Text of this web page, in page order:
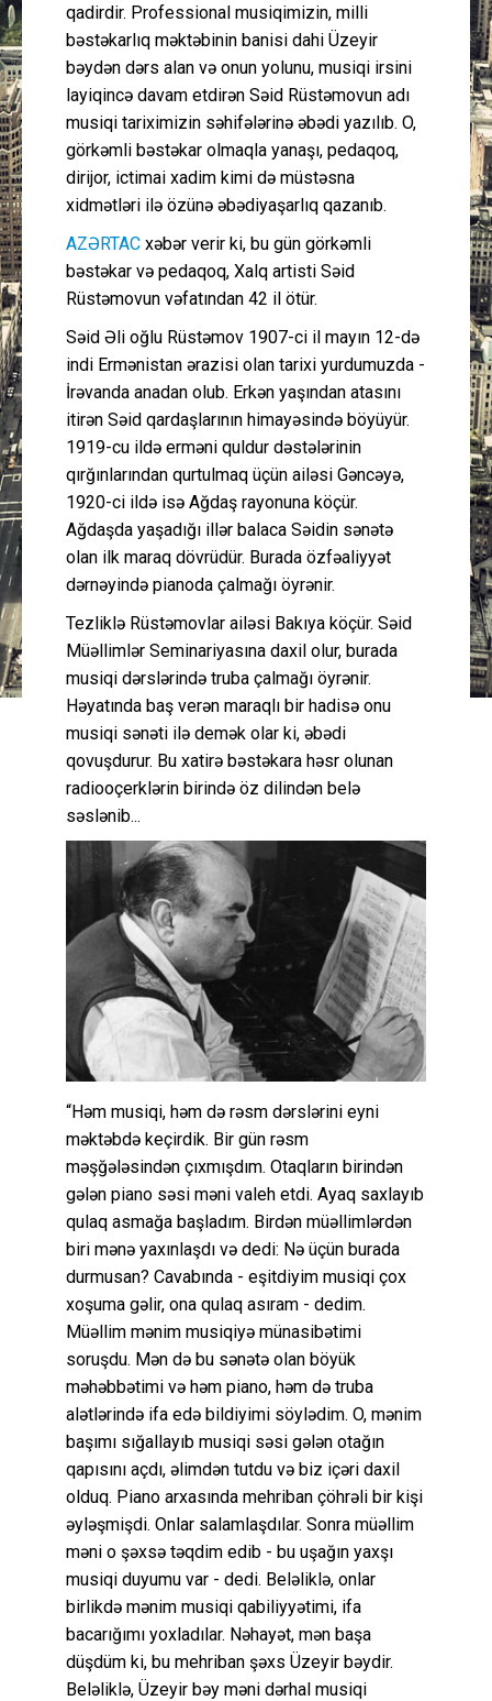
Əlaqə
qadirdir. Professional musiqimizin, milli
bəstəkarlıq məktəbinin banisi dahi Üzeyir
bəydən dərs alan və onun yolunu, musiqi irsini
layiqincə davam etdirən Səid Rüstəmovun adı
musiqi tariximizin səhifələrinə əbədi yazılıb. O,
görkəmli bəstəkar olmaqla yanaşı, pedaqoq,
dirijor, ictimai xadim kimi də müstəsna
xidmətləri ilə özünə əbədiyaşarlıq qazanıb.
AZƏRTAC xəbər verir ki, bu gün görkəmli
bəstəkar və pedaqoq, Xalq artisti Səid
Rüstəmovun vəfatından 42 il ötür.
Səid Əli oğlu Rüstəmov 1907-ci il mayın 12-də
indi Ermənistan ərazisi olan tarixi yurdumuzda -
İrəvanda anadan olub. Erkən yaşından atasını
itirən Səid qardaşlarının himayəsində böyüyür.
1919-cu ildə erməni quldur dəstələrinin
qırğınlarından qurtulmaq üçün ailəsi Gəncəyə,
1920-ci ildə isə Ağdaş rayonuna köçür.
Ağdaşda yaşadığı illər balaca Səidin sənətə
olan ilk maraq dövrüdür. Burada özfəaliyyət
dərnəyində pianoda çalmağı öyrənir.
Tezliklə Rüstəmovlar ailəsi Bakıya köçür. Səid
Müəllimlər Seminariyasına daxil olur, burada
musiqi dərslərində truba çalmağı öyrənir.
Həyatında baş verən maraqlı bir hadisə onu
musiqi sənəti ilə demək olar ki, əbədi
qovuşdurur. Bu xatirə bəstəkara həsr olunan
radiooçerklərin birində öz dilindən belə
səslənib...
“Həm musiqi, həm də rəsm dərslərini eyni
məktəbdə keçirdik. Bir gün rəsm
məşğələsindən çıxmışdım. Otaqların birindən
gələn piano səsi məni valeh etdi. Ayaq saxlayıb
qulaq asmağa başladım. Birdən müəllimlərdən
biri mənə yaxınlaşdı və dedi: Nə üçün burada
durmusan? Cavabında - eşitdiyim musiqi çox
xoşuma gəlir, ona qulaq asıram - dedim.
Müəllim mənim musiqiyə münasibətimi
soruşdu. Mən də bu sənətə olan böyük
məhəbbətimi və həm piano, həm də truba
alətlərində ifa edə bildiyimi söylədim. O, mənim
başımı sığallayıb musiqi səsi gələn otağın
qapısını açdı, əlimdən tutdu və biz içəri daxil
olduq. Piano arxasında mehriban çöhrəli bir kişi
əyləşmişdi. Onlar salamlaşdılar. Sonra müəllim
məni o şəxsə təqdim edib - bu uşağın yaxşı
musiqi duyumu var - dedi. Beləliklə, onlar
birlikdə mənim musiqi qabiliyyətimi, ifa
bacarığımı yoxladılar. Nəhayət, mən başa
düşdüm ki, bu mehriban şəxs Üzeyir bəydir.
Beləliklə, Üzeyir bəy məni dərhal musiqi